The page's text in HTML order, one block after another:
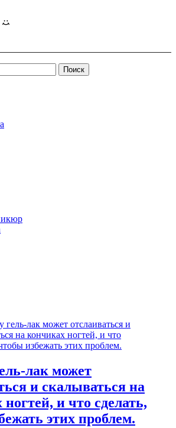
лак может
и скалываться на
и что сделать,
этих проблем.